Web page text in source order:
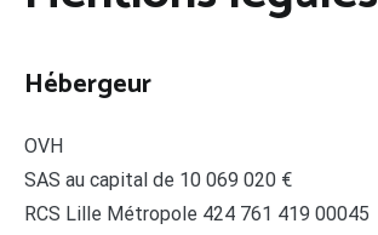
Hébergeur
OVH
SAS au capital de 10 069 020 €
RCS Lille Métropole 424 761 419 00045